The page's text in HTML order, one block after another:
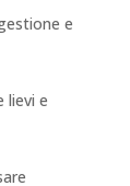
e
lievi e